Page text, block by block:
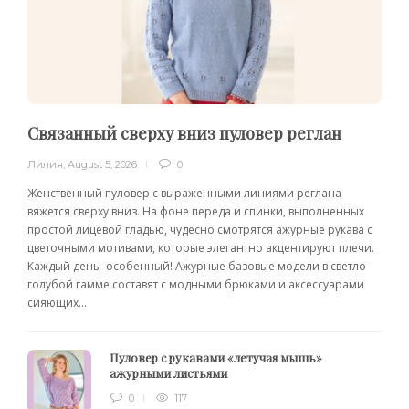
Связанный сверху вниз пуловер реглан
Лилия, August 5, 2026 0
Женственный пуловер с выраженными линиями реглана
вяжется сверху вниз. На фоне переда и спинки, выполненных
простой лицевой гладью, чудесно смотрятся ажурные рукава с
цветочными мотивами, которые элегантно акцентируют плечи.
Каждый день -особенный! Ажурные базовые модели в светло-
голубой гамме составят с модными брюками и аксессуарами
сияющих...
Пуловер с рукавами «летучая мышь»
ажурными листьями
0 117